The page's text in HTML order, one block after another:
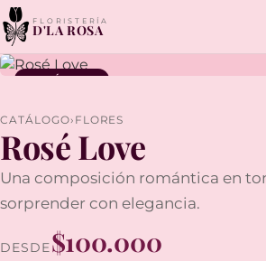
FLORISTERÍA
D'LA ROSA
ROMÁNTICO
CATÁLOGO› FLORES
Rosé Love
Una composición romántica en
sorprender con elegancia.
DESDE$100.000